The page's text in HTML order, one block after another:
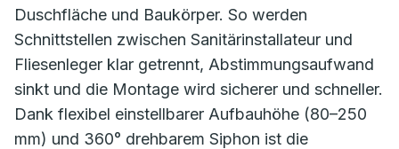
Duschfläche und Baukörper. So werden
Schnittstellen zwischen Sanitärinstallateur und
Fliesenleger klar getrennt, Abstimmungsaufwand
sinkt und die Montage wird sicherer und schneller.
Dank flexibel einstellbarer Aufbauhöhe (80–250
mm) und 360° drehbarem Siphon ist die